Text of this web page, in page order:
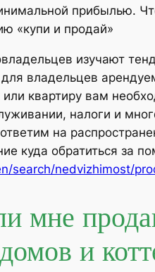
прибылью.
«купи и продай»
изучают
владельцев
квартиру вам
налоги и
на
куда обратиться за
search/nedvizhimost/
мне
и